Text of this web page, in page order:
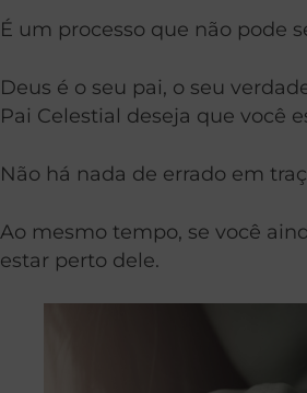
É um processo que não pode
Deus é o seu pai, o seu
Pai Celestial deseja que você
Não há nada de errado em
Ao mesmo tempo, se você
estar perto dele.